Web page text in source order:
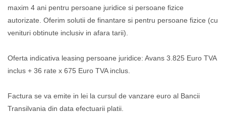
maxim 4 ani pentru persoane juridice si persoane fizice
autorizate. Oferim solutii de finantare si pentru persoane fizice (cu
venituri obtinute inclusiv in afara tarii).
Oferta indicativa leasing persoane juridice: Avans 3.825 Euro TVA
inclus + 36 rate x 675 Euro TVA inclus.
Factura se va emite in lei la cursul de vanzare euro al Bancii
Transilvania din data efectuarii platii.